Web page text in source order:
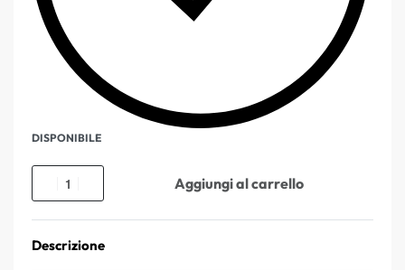
DISPONIBILE
Aggiungi al carrello
Descrizione